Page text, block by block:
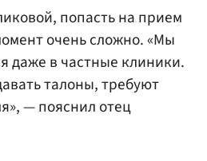
попасть на прием
очень сложно. «Мы
даже в частные клиники.
талоны, требуют
— пояснил отец